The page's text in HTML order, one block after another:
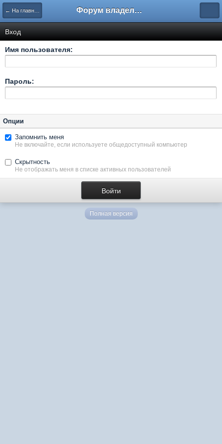
← На главную Форум владельцев интернет-магазинов
Вход
Имя пользователя:
Пароль:
Опции
Запомнить меня
Не включайте, если используете общедоступный компьютер
Скрытность
Не отображать меня в списке активных пользователей
Полная версия